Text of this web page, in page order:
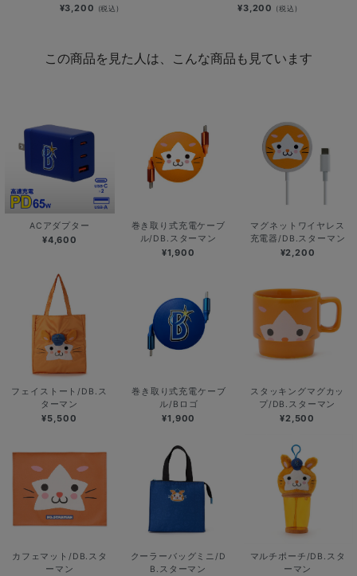
¥3,200 (税込) ¥3,200 (税込)
この商品を見た人は、こんな商品も見ています
ACアダプター
¥4,600
巻き取り式充電ケーブ
ル/DB.スターマン
¥1,900
マグネットワイヤレス
充電器/DB.スターマン
¥2,200
フェイストート/DB.ス
ターマン
¥5,500
巻き取り式充電ケーブ
ル/Bロゴ
¥1,900
スタッキングマグカッ
プ/DB.スターマン
¥2,500
カフェマット/DB.スタ
ーマン
クーラーバッグミニ/D
B.スターマン
マルチポーチ/DB.スタ
ーマン